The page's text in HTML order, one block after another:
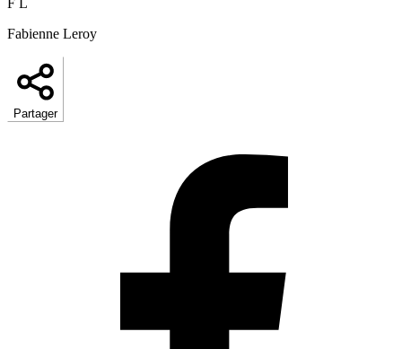
F L
Fabienne Leroy
Partager